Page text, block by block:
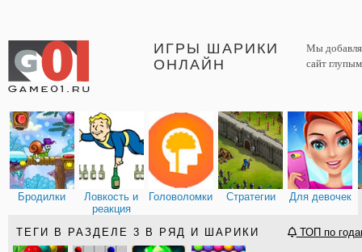
ИГРЫ ШАРИКИ
ОНЛАЙН
Мы
сайт
Бродилки
Ловкость и
реакция
Головоломки Стратегии Для девочек
ТЕГИ В РАЗДЕЛЕ 3 В РЯД И ШАРИКИ ТОП по